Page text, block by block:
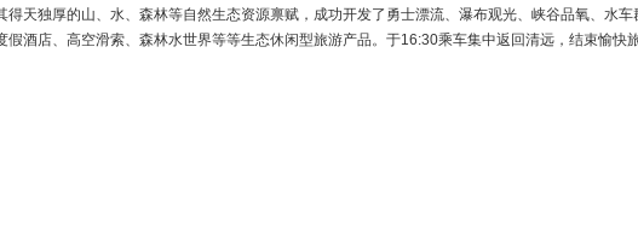
天独厚的山、水、森林等自然生态资源禀赋，成功开发了勇士漂流、瀑布观光、峡谷品氧、水车
酒店、高空滑索、森林水世界等等生态休闲型旅游产品。于16:30乘车集中返回清远，结束愉快